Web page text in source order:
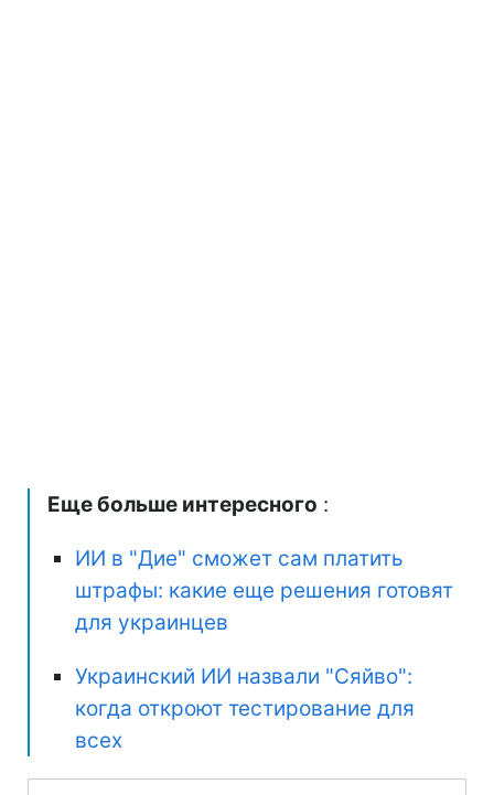
Еще больше интересного :
ИИ в "Дие" сможет сам платить
штрафы: какие еще решения готовят
для украинцев
Украинский ИИ назвали "Сяйво":
когда откроют тестирование для
всех